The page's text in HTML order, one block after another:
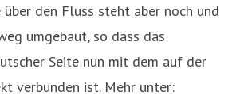
über den Fluss steht aber noch und
umgebaut, so dass das
Seite nun mit dem auf der
verbunden ist. Mehr unter: